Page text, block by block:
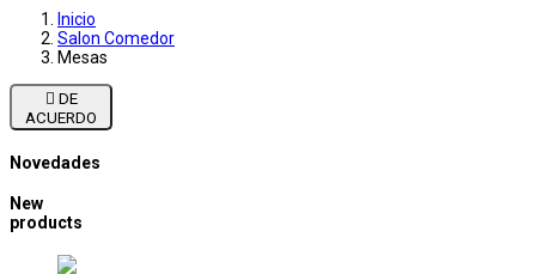
Inicio
Salon Comedor
Mesas

ACUERDO
Novedades
New
products